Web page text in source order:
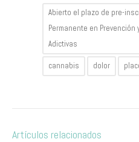
Abierto el plazo de pre-
Permanente en
Adictivas
cannabis dolor
Artículos relacionados